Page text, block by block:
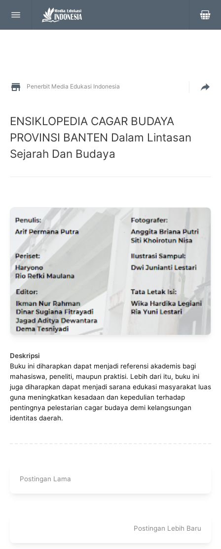
Penerbit Media Edukasi Indonesia
ENSIKLOPEDIA CAGAR BUDAYA
PROVINSI BANTEN Dalam Lintasan
Sejarah Dan Budaya
Deskripsi
Buku ini diharapkan dapat menjadi referensi akademis bagi
mahasiswa, peneliti, maupun praktisi. Lebih dari itu, buku ini
juga diharapkan dapat menjadi sarana edukasi masyarakat luas
guna meningkatkan kesadaan dan kepedulian terhadap
pentingnya pelestarian cagar budaya demi kelangsungan
identitas daerah.
Postingan Lama
Postingan Lebih Baru